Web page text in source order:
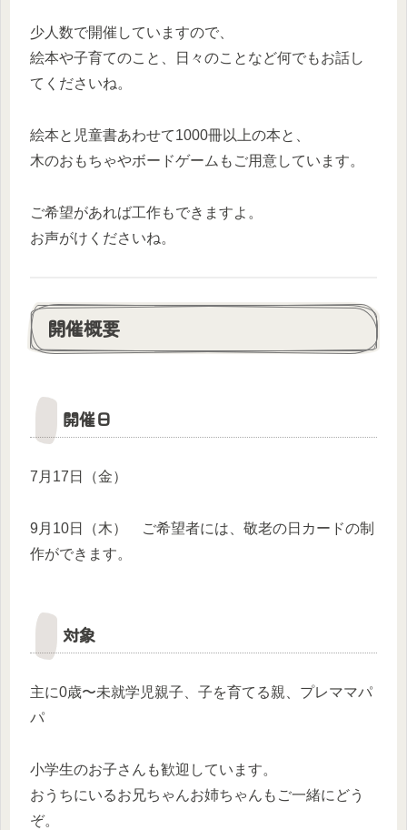
少人数で開催していますので、
絵本や子育てのこと、日々のことなど何でもお話し
てくださいね。
絵本と児童書あわせて1000冊以上の本と、
木のおもちゃやボードゲームもご用意しています。
ご希望があれば工作もできますよ。
お声がけくださいね。
開催概要
開催日
7月17日（金）
9月10日（木） ご希望者には、敬老の日カードの制
作ができます。
対象
主に0歳〜未就学児親子、子を育てる親、プレママパ
パ
小学生のお子さんも歓迎しています。
おうちにいるお兄ちゃんお姉ちゃんもご一緒にどう
ぞ。